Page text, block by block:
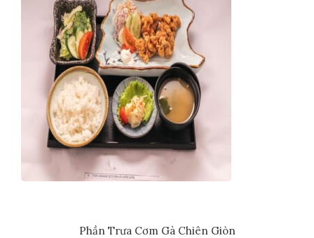
Phần Trưa Cơm Gà Chiên Giòn